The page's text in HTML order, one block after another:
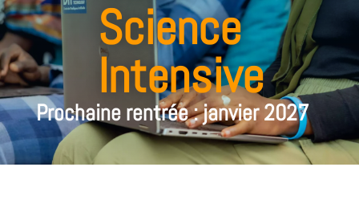
Science
Intensive
Prochaine rentrée : janvier 2027